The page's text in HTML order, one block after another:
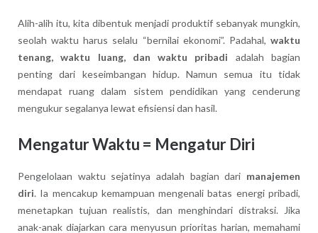
Alih-alih itu, kita dibentuk menjadi produktif sebanyak mungkin,
seolah waktu harus selalu “bernilai ekonomi”. Padahal,waktu
tenang, waktu luang, dan waktu pribadi adalah bagian
penting dari keseimbangan hidup. Namun semua itu tidak
mendapat ruang dalam sistem pendidikan yang cenderung
mengukur segalanya lewat efisiensi dan hasil.
Mengatur Waktu = Mengatur Diri
Pengelolaan waktu sejatinya adalah bagian dari manajemen
diri. Ia mencakup kemampuan mengenali batas energi pribadi,
menetapkan tujuan realistis, dan menghindari distraksi. Jika
anak-anak diajarkan cara menyusun prioritas harian, memahami